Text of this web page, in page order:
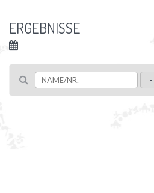
ERGEBNISSE